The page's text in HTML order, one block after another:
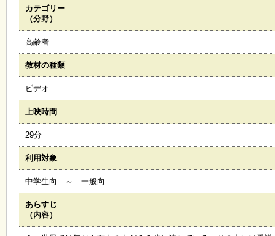
設
約
い
木
覧
カテゴリー
（分野）
高齢者
教材の種類
ビデオ
上映時間
29分
利用対象
中学生向 ～ 一般向
あらすじ
（内容）